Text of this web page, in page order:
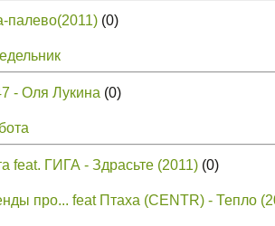
палево(2011) (0)
- Оля Лукина (0)
feat. ГИГА - Здрасьте (2011) (0)
про... feat Птаха (CENTR) - Тепло